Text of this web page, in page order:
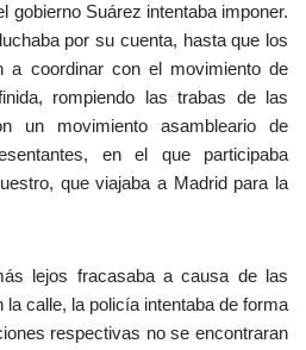
gobierno Suárez intentaba imponer.
por su cuenta, hasta que los
a coordinar con el movimiento de
rompiendo las trabas de las
un movimiento asambleario de
en el que participaba
que viajaba a Madrid para la
lejos fracasaba a causa de las
calle, la policía intentaba de forma
respectivas no se encontraran